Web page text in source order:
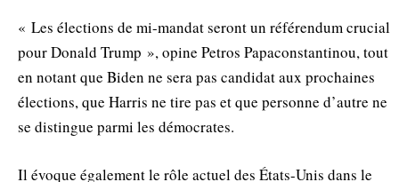
« Les élections de mi-mandat seront un référendum crucial
pour Donald Trump », opine Petros Papaconstantinou, tout
en notant que Biden ne sera pas candidat aux prochaines
élections, que Harris ne tire pas et que personne d’autre ne
se distingue parmi les démocrates.
Il évoque également le rôle actuel des États-Unis dans le